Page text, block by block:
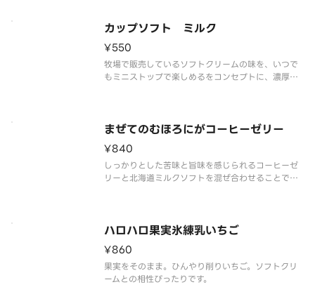
食感が楽しめる、ロングセラーのハ
カップソフト ミルク
¥550
牧場で販売しているソフトクリームの味を、いつで
もミニストップで楽しめるをコンセプトに、濃厚か
まぜてのむほろにがコーヒーゼリー
¥840
しっかりとした苦味と旨味を感じられるコーヒーゼ
リーと北海道ミルクソフトを混ぜ合わせることで、
ハロハロ果実氷練乳いちご
¥860
果実をそのまま。ひんやり削りいちご。ソフトクリ
ームとの相性ぴったりです。